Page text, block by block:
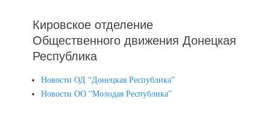
Кировское отделение
Общественного движения Донецкая
Республика
Новости ОД “Донецкая Республика”
Новости ОО “Молодая Республика”